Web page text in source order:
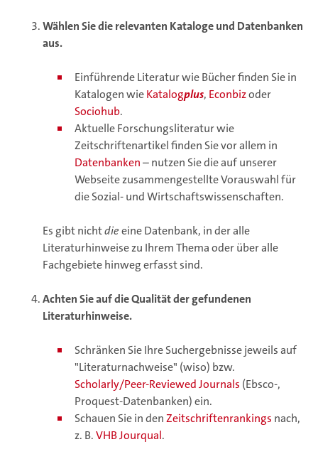
Wählen Sie die relevanten Kataloge und Datenbanken
aus.
Einführende Literatur wie Bücher finden Sie in
Katalogen wieKatalogplus, Econbizoder
Sociohub.
Aktuelle Forschungsliteratur wie
Zeitschriftenartikel finden Sie vor allem in
Datenbanken– nutzen Sie die auf unserer
Webseite zusammengestellte Vorauswahl für
die Sozial- und Wirtschaftswissenschaften.
Es gibt nichtdieeine Datenbank, in der alle
Literaturhinweise zu Ihrem Thema oder über alle
Fachgebiete hinweg erfasst sind.
Achten Sie auf die Qualität der gefundenen
Literaturhinweise.
Schränken Sie Ihre Suchergebnisse jeweils auf
"Literaturnachweise" (wiso) bzw.
Scholarly/Peer-Reviewed Journals (Ebsco-,
Proquest-Datenbanken) ein.
Schauen Sie in denZeitschriftenrankings nach,
z. B.VHB Jourqual.